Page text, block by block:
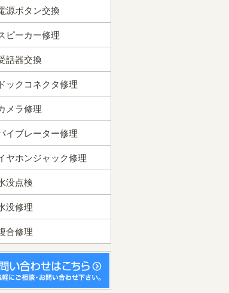
源ボタン交換
ピーカー修理
話器交換
ドックコネクタ修理
メラ修理
イブレーター修理
ヤホンジャック修理
没点検
没修理
合修理